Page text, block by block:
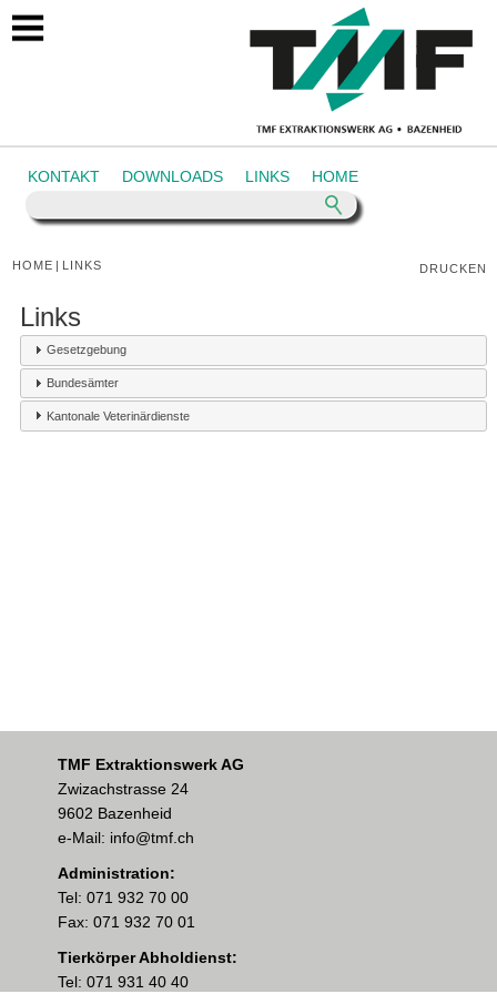
KONTAKT DOWNLOADS LINKS HOME
HOME | LINKS DRUCKEN
Links
Gesetzgebung
Bundesämter
Kantonale Veterinärdienste
TMF Extraktionswerk AG
Zwizachstrasse 24
9602 Bazenheid
e-Mail: info@tmf.ch
Administration:
Tel: 071 932 70 00
Fax: 071 932 70 01
Tierkörper Abholdienst:
Tel: 071 931 40 40